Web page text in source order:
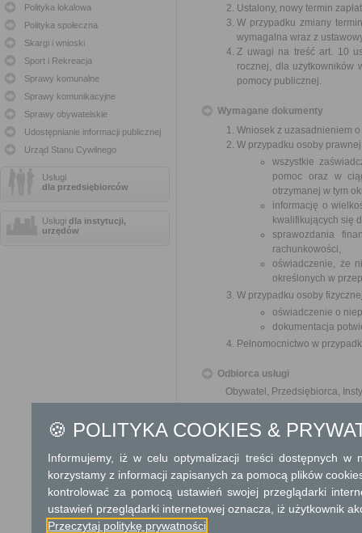
Polityka lokalowa
Polityka społeczna
Skargi i wnioski
Sport i Rekreacja
Sprawy komunalne
Sprawy komunikacyjne
Sprawy obywatelskie
Udostępnianie informacji publicznej
Urząd Stanu Cywilnego
Usługi
dla przedsiębiorców
Usługi dla instytucji,
urzędów
Ustalony, nowy termin
W przypadku zmiany
wymagalna wraz z
Z uwagi na treść art. 10
rocznej, dla użytkowników
pomocy publicznej.
Wymagane dokumenty
Wniosek z uzasadnieniem
W przypadku osoby
wszystkie
pomoc oraz w
otrzymanej w tym
informację o
kwalifikujących się
sprawozdania
rachunkowości,
oświadczenie, że
określonych w
W przypadku osoby
oświadczenie o
dokumentacja
Pełnomocnictwo w
Odbiorca usługi
Obywatel, Przedsiębiorca,
Termin załatwienia sprawy
Sprawa rozstrzygana jest w
zastosowania.
Informacja
Dodatkowe
🍪 POLITYKA COOKIES &
Informujemy, iż w celu optymalizacji treści dostępnych w
korzystamy z informacji zapisanych za pomocą plików
kontrolować za pomocą ustawień swojej przeglądarki
ustawień przeglądarki internetowej oznacza, iż użytkownik
Przeczytaj politykę prywatności